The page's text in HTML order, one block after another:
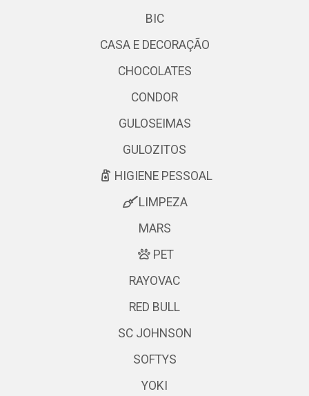
BIC
CASA E DECORAÇÃO
CHOCOLATES
CONDOR
GULOSEIMAS
GULOZITOS
HIGIENE PESSOAL
LIMPEZA
MARS
PET
RAYOVAC
RED BULL
SC JOHNSON
SOFTYS
YOKI